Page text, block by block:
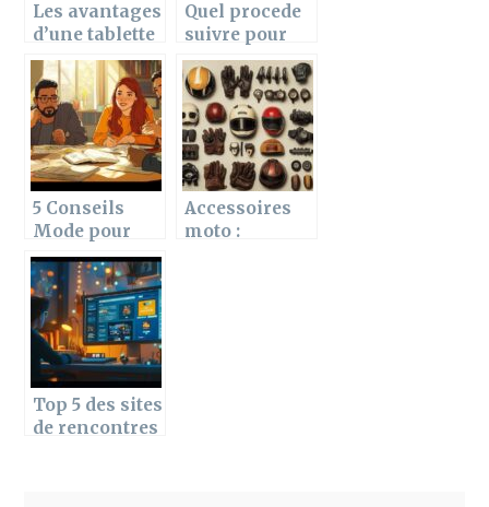
Les avantages
d’une tablette
de radiateur et
ses criteres de
choix
Quel procede
suivre pour
personnifier
son ERP ?
5 Conseils
Mode pour
Porter le Jean
selon votre
Morphologie
Accessoires
moto :
Top 5 des sites
de rencontres